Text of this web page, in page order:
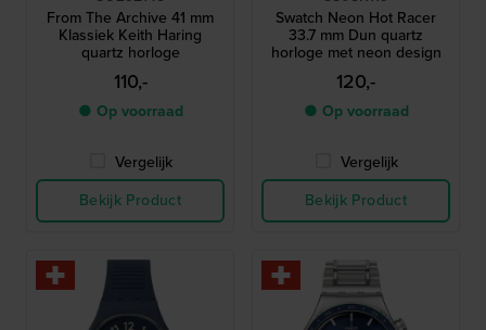
From The Archive 41 mm
Klassiek Keith Haring
quartz horloge
110,-
● Op voorraad
Vergelijk
Bekijk Product
Swatch Neon Hot Racer
33.7 mm Dun quartz
horloge met neon design
120,-
● Op voorraad
Vergelijk
Bekijk Product